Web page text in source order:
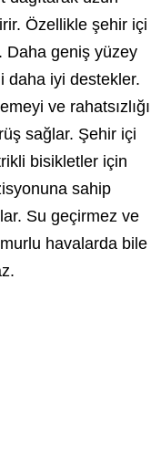
Özellikle şehir içi
Daha geniş yüzey
daha iyi destekler.
ve rahatsızlığı
sağlar. Şehir içi
bisikletler için
sahip
Su geçirmez ve
havalarda bile